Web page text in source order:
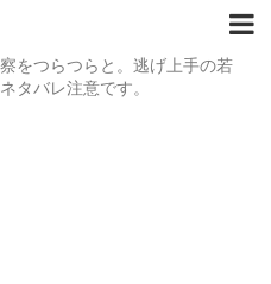
をつらつらと。逃げ上手の若
タバレ注意です。